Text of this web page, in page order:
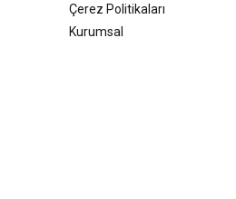
Çerez Politikaları
Kurumsal